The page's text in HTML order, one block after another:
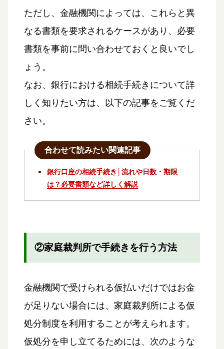
ただし、金融機関によっては、これらと異
なる書類を要求されるケースがあり、必要
書類を事前に問い合わせておくと良いでし
ょう。
なお、銀行における相続手続きについて詳
しく知りたい方は、以下の記事をご覧くだ
さい。
合わせて読みたい関連記事
銀行口座の相続手続き│流れや日数・期限
は？必要書類など詳しく解説
②家庭裁判所で手続きを行う方法
金融機関で受けられる仮払いだけではお金
が足りない場合には、家庭裁判所による仮
処分制度を利用することが考えられます。
仮処分を申し立てるためには、次のような